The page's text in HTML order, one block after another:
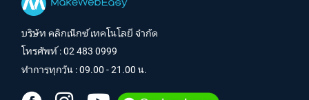
บริษัท คลิกเน็กซ์ เทคโนโลยี จำกัด
โทรศัพท์ :02 483 0999
ทำการทุกวัน : 09.00 - 21.00 น.